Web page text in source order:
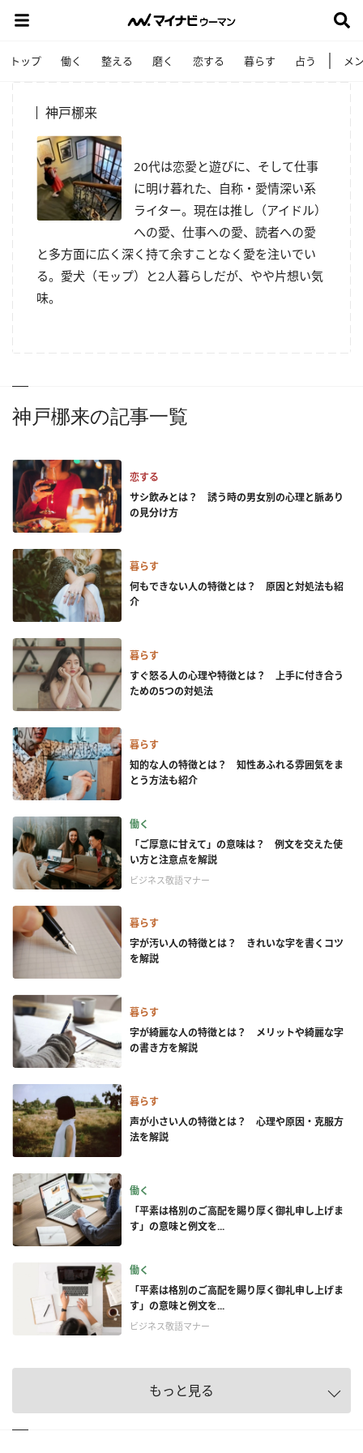
トップ 働く 整える 磨く 恋する 暮らす 占う メ
神戸梛来
20代は恋愛と遊びに、そして仕事
に明け暮れた、自称・愛情深い系
ライター。現在は推し（アイドル）
への愛、仕事への愛、読者への愛
と多方面に広く深く持て余すことなく愛を注いでい
る。愛犬（モップ）と2人暮らしだが、やや片想い気
味。
神戸梛来の記事一覧
恋する
サシ飲みとは？ 誘う時の男女別の心理と脈あり
の見分け方
暮らす
何もできない人の特徴とは？ 原因と対処法も紹
介
暮らす
すぐ怒る人の心理や特徴とは？ 上手に付き合う
ための5つの対処法
暮らす
知的な人の特徴とは？ 知性あふれる雰囲気をま
とう方法も紹介
働く
「ご厚意に甘えて」の意味は？ 例文を交えた使
い方と注意点を解説
ビジネス敬語マナー
暮らす
字が汚い人の特徴とは？ きれいな字を書くコツ
を解説
暮らす
字が綺麗な人の特徴とは？ メリットや綺麗な字
の書き方を解説
暮らす
声が小さい人の特徴とは？ 心理や原因・克服方
法を解説
働く
「平素は格別のご高配を賜り厚く御礼申し上げま
す」の意味と例文を...
働く
「平素は格別のご高配を賜り厚く御礼申し上げま
す」の意味と例文を...
ビジネス敬語マナー
もっと見る